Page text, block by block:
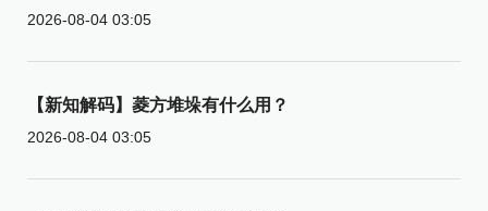
2026-08-04 03:05
【新知解码】菱方堆垛有什么用？
2026-08-04 03:05